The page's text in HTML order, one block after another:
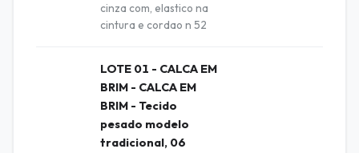
cinza com, elastico na
cintura e cordao n 52
LOTE 01 - CALCA EM
BRIM - CALCA EM
BRIM - Tecido
pesado modelo
tradicional, 06